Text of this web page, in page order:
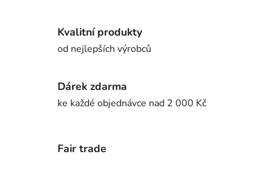
Kvalitní produkty
od nejlepších výrobců
Dárek zdarma
ke každé objednávce nad 2 000 Kč
Fair trade